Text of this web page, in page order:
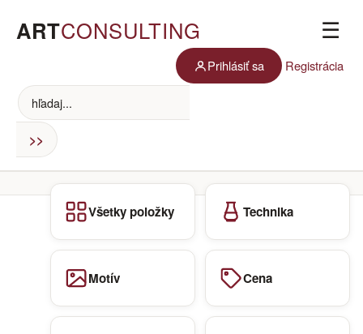
ARTCONSULTING ☰
Prihlásiť sa Registrácia
Všetky položky Technika
Motív Cena